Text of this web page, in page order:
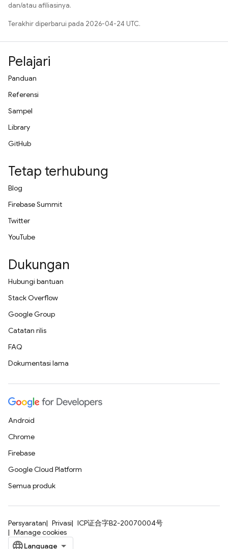
dan/atau afiliasinya.
Terakhir diperbarui pada 2026-04-24 UTC.
Pelajari
Panduan
Referensi
Sampel
Library
GitHub
Tetap terhubung
Blog
Firebase Summit
Twitter
YouTube
Dukungan
Hubungi bantuan
Stack Overflow
Google Group
Catatan rilis
FAQ
Dokumentasi lama
Android
Chrome
Firebase
Google Cloud Platform
Semua produk
Persyaratan Privasi
ICP证合字B2-20070004号
Manage cookies